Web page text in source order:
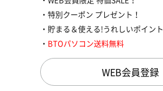
特別クーポン プレゼント！
貯まる＆使える!うれしいポイント
BTOパソコン送料無料
WEB会員登録